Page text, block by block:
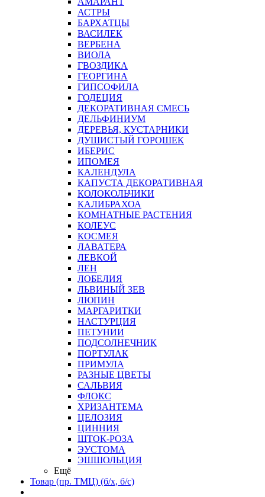
АСТРЫ
БАРХАТЦЫ
ВАСИЛЕК
ВЕРБЕНА
ВИОЛА
ГВОЗДИКА
ГЕОРГИНА
ГИПСОФИЛА
ГОДЕЦИЯ
ДЕКОРАТИВНАЯ СМЕСЬ
ДЕЛЬФИНИУМ
ДЕРЕВЬЯ, КУСТАРНИКИ
ДУШИСТЫЙ ГОРОШЕК
ИБЕРИС
ИПОМЕЯ
КАЛЕНДУЛА
КАПУСТА ДЕКОРАТИВНАЯ
КОЛОКОЛЬЧИКИ
КАЛИБРАХОА
КОМНАТНЫЕ РАСТЕНИЯ
КОЛЕУС
КОСМЕЯ
ЛАВАТЕРА
ЛЕВКОЙ
ЛЕН
ЛОБЕЛИЯ
ЛЬВИНЫЙ ЗЕВ
ЛЮПИН
МАРГАРИТКИ
НАСТУРЦИЯ
ПЕТУНИИ
ПОДСОЛНЕЧНИК
ПОРТУЛАК
ПРИМУЛА
РАЗНЫЕ ЦВЕТЫ
САЛЬВИЯ
ФЛОКС
ХРИЗАНТЕМА
ЦЕЛОЗИЯ
ЦИННИЯ
ШТОК-РОЗА
ЭУСТОМА
ЭШШОЛЬЦИЯ
Ещё
Товар (пр. ТМЦ) (б/х, б/с)